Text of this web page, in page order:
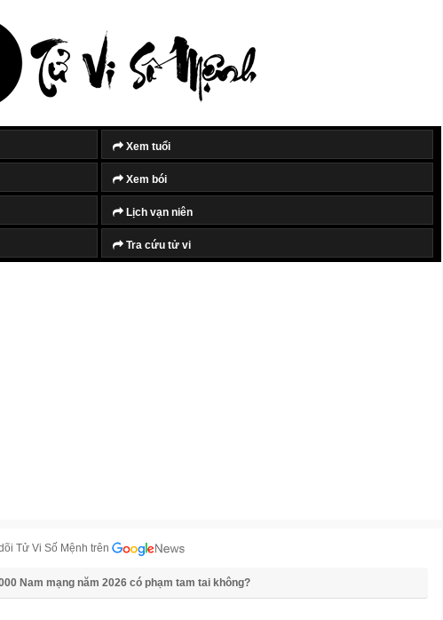
Xem tuổi
Xem bói
Lịch vạn niên
Tra cứu tử vi
Tử Vi Số Mệnh trên
Nam mạng năm 2026 có phạm tam tai không?